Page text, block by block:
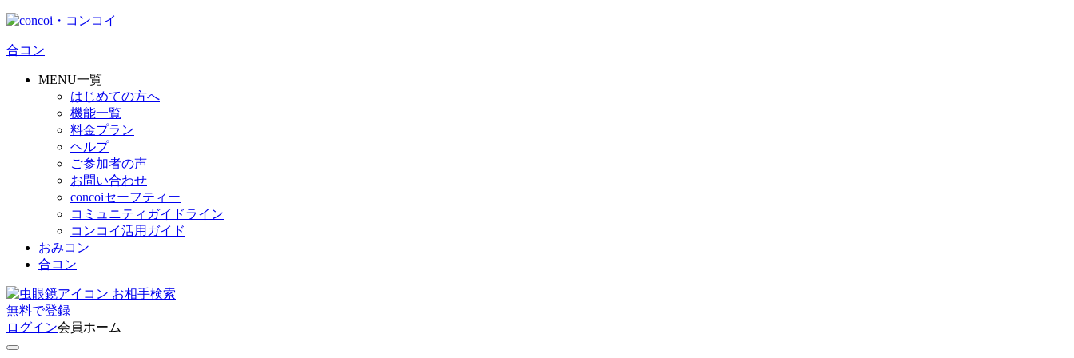
合コン
MENU一覧
はじめての方へ
機能一覧
料金プラン
ヘルプ
ご参加者の声
お問い合わせ
concoiセーフティー
コミュニティガイドライン
コンコイ活用ガイド
おみコン
合コン
お相手検索
無料で登録
ログイン会員ホーム